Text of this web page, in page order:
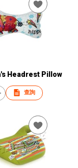
Headrest Pillow
查詢